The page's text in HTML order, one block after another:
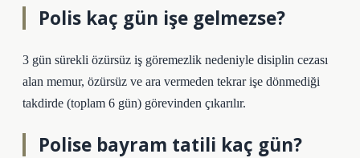
Polis kaç gün işe gelmezse?
3 gün sürekli özürsüz iş göremezlik nedeniyle disiplin cezası
alan memur, özürsüz ve ara vermeden tekrar işe dönmediği
takdirde (toplam 6 gün) görevinden çıkarılır.
Polise bayram tatili kaç gün?